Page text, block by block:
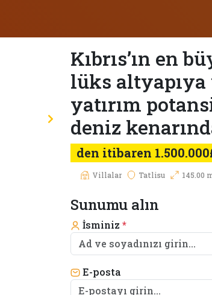
Kıbrıs’ın en
lüks
yatırım
deniz
den itibaren
Villalar Tatlisu 145.00
Sunumu alın
İsminiz *
E-posta